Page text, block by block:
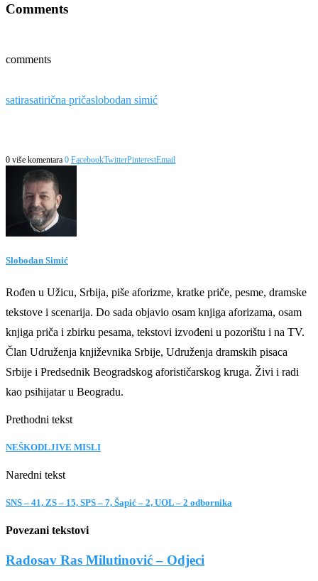
Comments
comments
satirasatirična pričaslobodan simić
0 više komentara 0 FacebookTwitterPinterestEmail
Slobodan Simić
Rođen u Užicu, Srbija, piše aforizme, kratke priče, pesme, dramske
tekstove i scenarija. Do sada objavio osam knjiga aforizama, osam
knjiga priča i zbirku pesama, tekstovi izvođeni u pozorištu i na TV.
Član Udruženja književnika Srbije, Udruženja dramskih pisaca
Srbije i Predsednik Beogradskog aforističarskog kruga. Živi i radi
kao psihijatar u Beogradu.
Prethodni tekst
NEŠKODLJIVE MISLI
Naredni tekst
SNS – 41, ZS – 15, SPS – 7, Šapić – 2, UOL – 2 odbornika
Povezani tekstovi
Radosav Ras Milutinović – Odjeci